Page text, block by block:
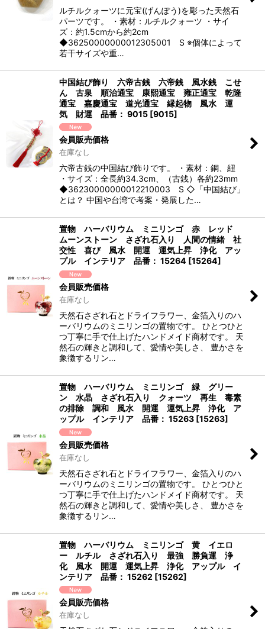
ルチルクォーツに元宝(げんぽう)を彫った天然石
パーツです。 ・素材：ルチルクォーツ ・サイ
ズ：約1.5cmから約2cm
◆36250000000012305001 S ※個体によって
若干サイズや重…
中国結び飾り 六帝古銭 六帝銭 風水銭 こせ
ん 古泉 順治通宝 康熙通宝 雍正通宝 乾隆
通宝 嘉慶通宝 道光通宝 縁起物 風水 運
気 財運 品番： 9015 [9015]
会員販売価格
在庫なし
六帝古銭の中国結び飾りです。 ・素材：銅、紐
・サイズ：全長約34.3cm、（古銭）各約23mm
◆36230000000012210003 S ◇「中国結び」
とは？ 中国や台湾で考案・発展した…
置物 ハーバリウム ミニリンゴ 赤 レッド
ムーンストーン さざれ石入り 人間の情緒 社
交性 喜び 風水 開運 運気上昇 浄化 アッ
プル インテリア 品番： 15264 [15264]
会員販売価格
在庫なし
天然石さざれ石とドライフラワー、金箔入りのハ
ーバリウムのミニリンゴの置物です。 ひとつひと
つ丁寧に手で仕上げたハンドメイド商材です。 天
然石の輝きと調和して、愛情や美しさ、 豊かさを
象徴するリン…
置物 ハーバリウム ミニリンゴ 緑 グリー
ン 水晶 さざれ石入り クォーツ 再生 毒素
の排除 調和 風水 開運 運気上昇 浄化 ア
ップル インテリア 品番： 15263 [15263]
会員販売価格
在庫なし
天然石さざれ石とドライフラワー、金箔入りのハ
ーバリウムのミニリンゴの置物です。 ひとつひと
つ丁寧に手で仕上げたハンドメイド商材です。 天
然石の輝きと調和して、愛情や美しさ、 豊かさを
象徴するリン…
置物 ハーバリウム ミニリンゴ 黄 イエロ
ー ルチル さざれ石入り 最強 勝負運 浄
化 風水 開運 運気上昇 浄化 アップル イ
ンテリア 品番： 15262 [15262]
会員販売価格
在庫なし